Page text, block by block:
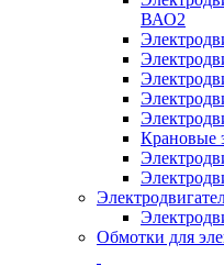
ВАО2
Крановые
Обмотки для